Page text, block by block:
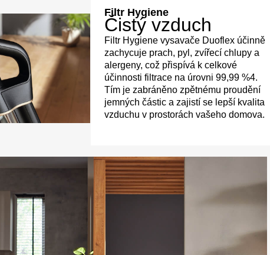
Filtr Hygiene
Čistý vzduch
Filtr Hygiene vysavače Duoflex účinně
zachycuje prach, pyl, zvířecí chlupy a
alergeny, což přispívá k celkové
účinnosti filtrace na úrovni 99,99 %4.
Tím je zabráněno zpětnému proudění
jemných částic a zajistí se lepší kvalita
vzduchu v prostorách vašeho domova.